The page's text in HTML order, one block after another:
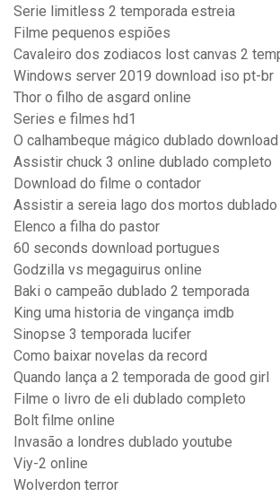
Serie limitless 2 temporada estreia
Filme pequenos espiões
Cavaleiro dos zodiacos lost canvas 2
Windows server 2019 download iso pt-br
Thor o filho de asgard online
Series e filmes hd1
O calhambeque mágico dublado download
Assistir chuck 3 online dublado completo
Download do filme o contador
Assistir a sereia lago dos mortos dublado
Elenco a filha do pastor
60 seconds download portugues
Godzilla vs megaguirus online
Baki o campeão dublado 2 temporada
King uma historia de vingança imdb
Sinopse 3 temporada lucifer
Como baixar novelas da record
Quando lança a 2 temporada de good girl
Filme o livro de eli dublado completo
Bolt filme online
Invasão a londres dublado youtube
Viy-2 online
Wolverdon terror